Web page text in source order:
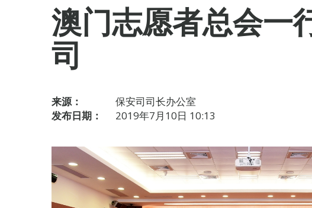
澳门志愿者总会一
司
来源：
保安司司长办公室
发布日期：
2019年7月10日 10:13